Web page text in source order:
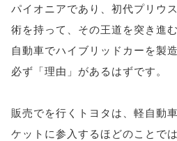
パイオニアであり、初代プリウ
術を持って、その王道を突き進
自動車でハイブリッドカーを製
必ず「理由」があるはずです。
販売でを行くトヨタは、軽自動
ケットに参入するほどのことで